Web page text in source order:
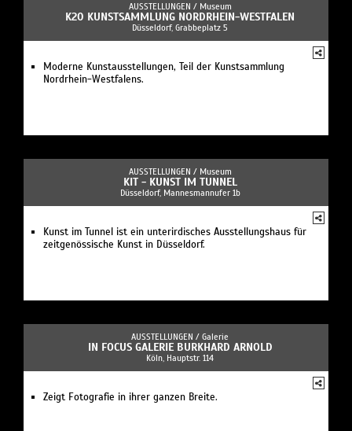
AUSSTELLUNGEN / Museum
K20 KUNSTSAMMLUNG NORDRHEIN-WESTFALEN
Düsseldorf, Grabbeplatz 5
Moderne Kunstausstellungen, Teil der Kunstsammlung
Nordrhein-Westfalens.
AUSSTELLUNGEN / Museum
KIT - KUNST IM TUNNEL
Düsseldorf, Mannesmannufer 1b
Kunst im Tunnel ist ein unterirdisches Ausstellungshaus für
zeitgenössische Kunst in Düsseldorf.
AUSSTELLUNGEN / Galerie
IN FOCUS GALERIE BURKHARD ARNOLD
Köln, Hauptstr. 114
Zeigt Fotografie in ihrer ganzen Breite.